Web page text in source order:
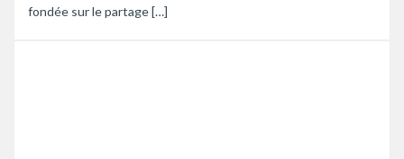
fondée sur le partage […]